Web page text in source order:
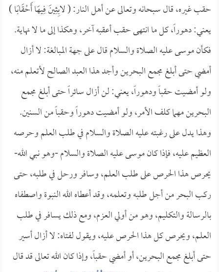
حقب غيره، قال سبحانه وتعالى عن أهل النار: ( لابِثِينَ فِيهَا أَحْقَابًا )
يعني: دهوراً، كل ما انتهى حقب أعقبه آخر، وهكذا إلى ما لا نهاية.
فكأن موسى عليه الصلاة والسلام قال على جهة المبالغة: لا أزال
أمضي حتى أبلغ مجمع البحرين وأجد هذا العبد الصالح لأتعلم منه،
ولو أمضيت حقباً ودهوراً، يعني: لن أزال سائراً حتى أبلغ مجمع
البحرين مهما كلف الأمر، ولو أمضيت دهوراً وحقباً من السنين.
وهذا يدل على رغبته عليه الصلاة والسلام في طلب العلم وحرصه
العظيم عليه، فإذا كان موسى عليه الصلاة والسلام -وهو نبي الله-
يحرص هذا الحرص على طلب العلم، وسافر ورحل في طلبه، حتى
ركب البحر من أجل طلبه وتعلمه، وقد أعطاه الله النبوة واصطفاه
بالرسالة والتكليم، وهو من أولي العزم، ومع ذلك يسافر في طلب
العلم، ويحرص كل هذا الحرص عليه، ويقول لفتاه: لا أزال أسير
حتى أبلغ مجمع البحرين، أو أمضي حقباً، وإذا كان الله تعالى قد قال